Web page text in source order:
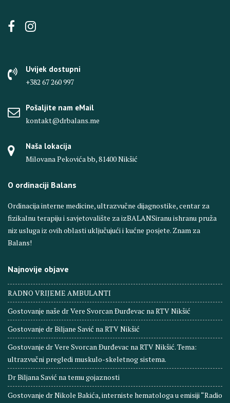
Uvijek dostupni
+382 67 260 997
Pošaljite nam eMail
kontakt@drbalans.me
Naša lokacija
Milovana Pekovića bb, 81400 Nikšić
O ordinaciji Balans
Ordinacija interne medicine, ultrazvučne dijagnostike, centar za
fizikalnu terapiju i savjetovalište za izBALANSiranu ishranu pruža
niz usluga iz ovih oblasti uključujući i kućne posjete. Znam za
Balans!
Najnovije objave
RADNO VRIJEME AMBULANTI
Gostovanje naše dr Vere Svorcan Ðurđevac na RTV Nikšić
Gostovanje dr Biljane Savić na RTV Nikšić
Gostovanje dr Vere Svorcan Ðurđevac na RTV Nikšić. Tema:
ultrazvučni pregledi muskulo-skeletnog sistema.
Dr Biljana Savić na temu gojaznosti
Gostovanje dr Nikole Bakića, interniste hematologa u emisiji “Radio